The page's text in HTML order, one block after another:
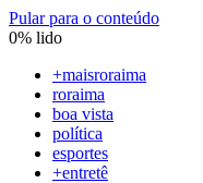
Pular para o conteúdo
0% lido
+maisroraima
roraima
boa vista
política
esportes
+entretê